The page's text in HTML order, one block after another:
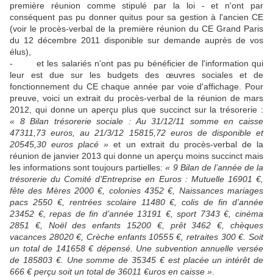
première réunion comme stipulé par la loi - et n'ont par
conséquent pas pu donner quitus pour sa gestion à l'ancien CE
(voir le procès-verbal de la première réunion du CE Grand Paris
du 12 décembre 2011 disponible sur demande auprès de vos
élus),
- et les salariés n'ont pas pu bénéficier de l'information qui
leur est due sur les budgets des œuvres sociales et de
fonctionnement du CE chaque année par voie d'affichage. Pour
preuve, voici un extrait du procès-verbal de la réunion de mars
2012, qui donne un aperçu plus que succinct sur la trésorerie :
« 8 Bilan trésorerie sociale : Au 31/12/11 somme en caisse
47311,73 euros, au 21/3/12 15815,72 euros de disponible et
20545,30 euros placé » et un extrait du procès-verbal de la
réunion de janvier 2013 qui donne un aperçu moins succinct mais
les informations sont toujours partielles:« 9 Bilan de l’année de la
trésorerie du Comité d’Entreprise en Euros : Mutuelle 16901 €,
fête des Mères 2000 €, colonies 4352 €, Naissances mariages
pacs 2550 €, rentrées scolaire 11480 €, colis de fin d’année
23452 €, repas de fin d’année 13191 €, sport 7343 €, cinéma
2851 €, Noël des enfants 15200 €, prêt 3462 €, chèques
vacances 28020 €, Crèche enfants 10555 €, retraites 300 €. Soit
un total de 141658 € dépensé. Une subvention annuelle versée
de 185803 €. Une somme de 35345 € est placée un intérêt de
666 € perçu soit un total de 36011 €uros en caisse »